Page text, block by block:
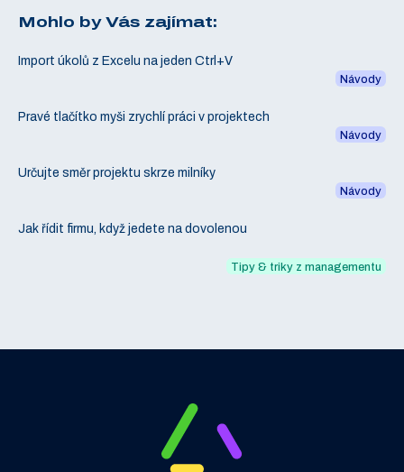
Mohlo by Vás zajímat:
Import úkolů z Excelu na jeden Ctrl+V
Návody
Pravé tlačítko myši zrychlí práci v projektech
Návody
Určujte směr projektu skrze milníky
Návody
Jak řídit firmu, když jedete na dovolenou
Tipy & triky z managementu